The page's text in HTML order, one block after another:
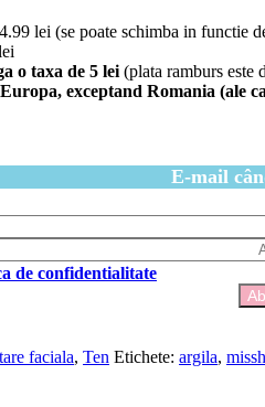
lei (se poate schimba in functie
o taxa de 5 lei (plata ramburs este
exceptand Romania (ale
E-mail
de confidentialitate
faciala, Ten Etichete: argila,